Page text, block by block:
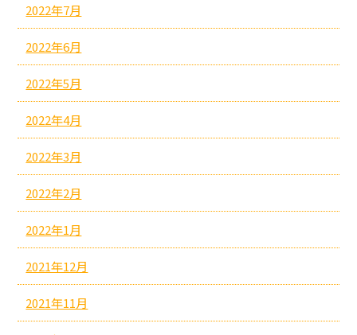
2022年7月
2022年6月
2022年5月
2022年4月
2022年3月
2022年2月
2022年1月
2021年12月
2021年11月